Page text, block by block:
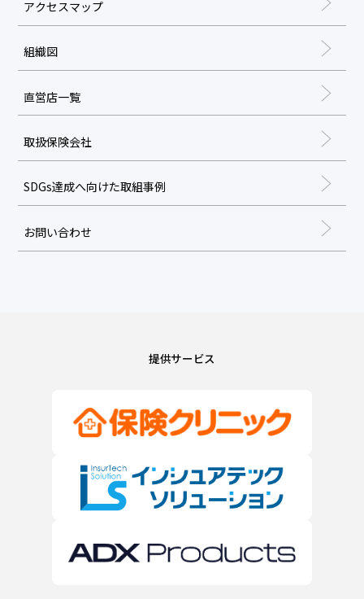
アクセスマップ
組織図
直営店一覧
取扱保険会社
SDGs達成へ向けた取組事例
お問い合わせ
提供サービス